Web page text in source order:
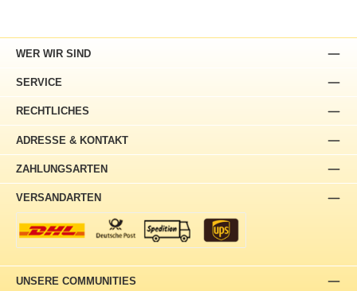
ADRESSE & KONTAKT
WER WIR SIND
SERVICE
RECHTLICHES
ZAHLUNGSARTEN
VERSANDARTEN
UNSERE COMMUNITIES